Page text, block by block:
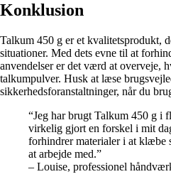
Konklusion
Talkum 450 g er et kvalitetsprodukt,
situationer. Med dets evne til at
anvendelser er det værd at overveje,
talkumpulver. Husk at læse
sikkerhedsforanstaltninger, når du
“Jeg har brugt Talkum 450 g i
virkelig gjort en forskel i mit
forhindrer materialer i at klæbe
at arbejde med.”
– Louise, professionel